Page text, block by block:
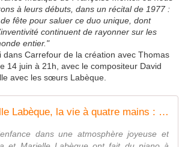
à leurs débuts, dans un récital de 1977 :
fête pour saluer ce duo unique, dont
continuent de rayonner sur les
entier."
dans Carrefour de la création avec Thomas
14 juin à 21h, avec le compositeur David
avec les sœurs Labèque.
Katia & Marielle Labèque, la vie à quatre mains : un podcast à écouter en ligne
dans une atmosphère joyeuse et